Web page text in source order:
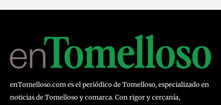
enTomelloso.com es el periódico de Tomelloso, especializado en
noticias de Tomelloso y comarca. Con rigor y cercanía,